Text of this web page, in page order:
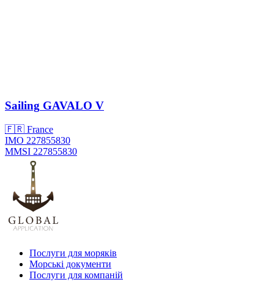
Sailing GAVALO V
🇫🇷 France
IMO 227855830
MMSI 227855830
Послуги для моряків
Морські документи
Послуги для компаній